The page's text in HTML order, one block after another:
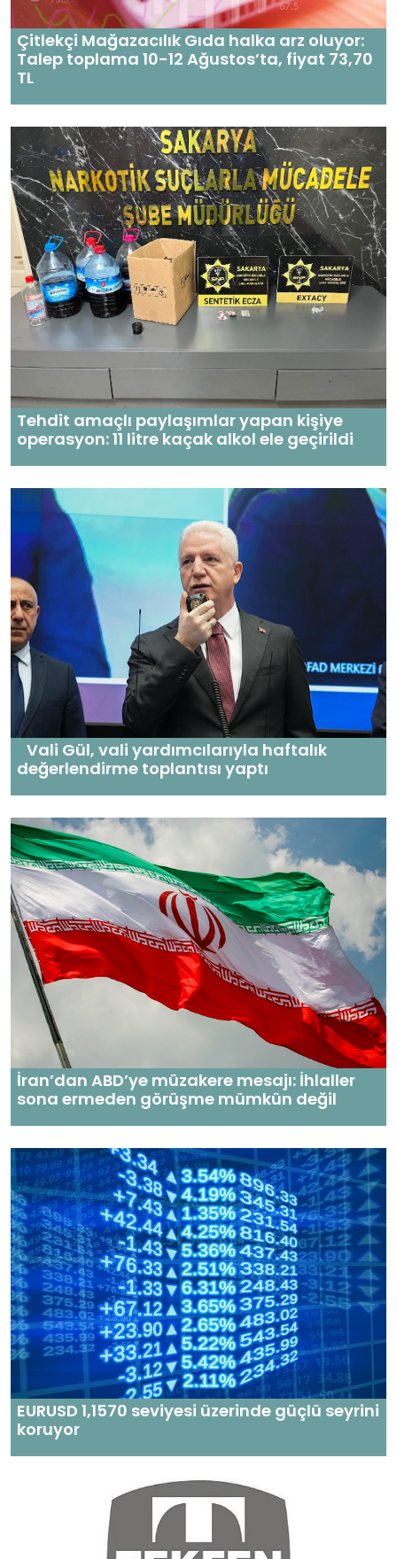
Çitlekçi Mağazacılık Gıda halka arz oluyor:
Talep toplama 10-12 Ağustos’ta, fiyat 73,70
TL
Tehdit amaçlı paylaşımlar yapan kişiye
operasyon: 11 litre kaçak alkol ele geçirildi
Vali Gül, vali yardımcılarıyla haftalık
değerlendirme toplantısı yaptı
İran’dan ABD’ye müzakere mesajı: İhlaller
sona ermeden görüşme mümkün değil
EURUSD 1,1570 seviyesi üzerinde güçlü seyrini
koruyor